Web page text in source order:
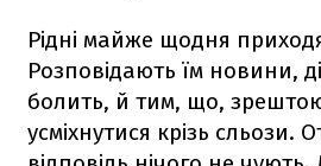
Рідні майже щодня
Розповідають їм новини,
болить, й тим, що,
усміхнутися крізь сльози.